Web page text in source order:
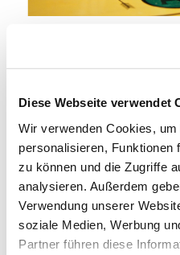
Diese Webseite verwendet
Wir verwenden Cookies,
personalisieren, Funktionen
zu können und die Zugriffe
analysieren. Außerdem
Verwendung unserer
soziale Medien, Werbung
Partner führen diese
Regelmäßiger
Uhr einen
Spiele sind vorhanden,
mitgebracht werden.
Jede/r ist willkommen!!